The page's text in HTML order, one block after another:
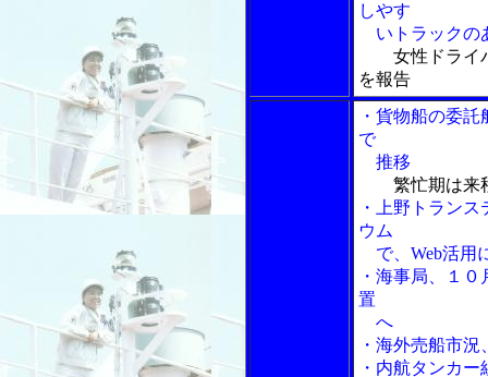
しやす
いトラックの
女性ドライ
を報告
・貨物船の委
で
推移
繁忙期は来
・上野トラン
ウム
で、Web活用
・海事局、１
置
へ
・海外売船市
・内航タンカ